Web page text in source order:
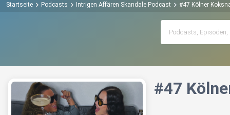
Startseite Podcasts Intrigen Affären Skandale Podcast #47 Kölner
#47